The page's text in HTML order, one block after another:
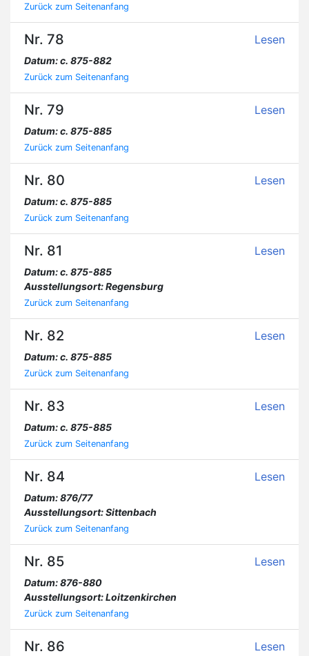
Zurück zum Seitenanfang
Nr. 78 Lesen
Datum: c. 875-882
Zurück zum Seitenanfang
Nr. 79 Lesen
Datum: c. 875-885
Zurück zum Seitenanfang
Nr. 80 Lesen
Datum: c. 875-885
Zurück zum Seitenanfang
Nr. 81 Lesen
Datum: c. 875-885
Ausstellungsort: Regensburg
Zurück zum Seitenanfang
Nr. 82 Lesen
Datum: c. 875-885
Zurück zum Seitenanfang
Nr. 83 Lesen
Datum: c. 875-885
Zurück zum Seitenanfang
Nr. 84 Lesen
Datum: 876/77
Ausstellungsort: Sittenbach
Zurück zum Seitenanfang
Nr. 85 Lesen
Datum: 876-880
Ausstellungsort: Loitzenkirchen
Zurück zum Seitenanfang
Nr. 86 Lesen